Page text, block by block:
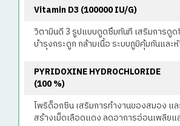
Vitamin D3 (100000 IU/g)
วิตามินดี 3 รูปแบบดูดซึมทันที เสริมการดู
บำรุงกระดูก กล้ามเนื้อ ระบบภูมิคุ้มกันและหั
PYRIDOXINE HYDROCHLORIDE
(100 %)
ไพริด็อกซีน เสริมการทำงานของสมอง แล
สร้างเม็ดเลือดแดง ลดอาการอ่อนเพลีย